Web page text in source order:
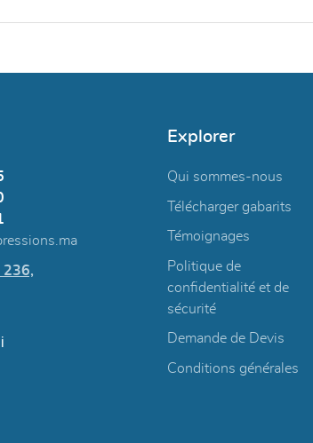
236,
Explorer
Qui sommes-nous
Télécharger gabarits
Témoignages
Politique de
confidentialité et de
sécurité
Demande de Devis
Conditions générales